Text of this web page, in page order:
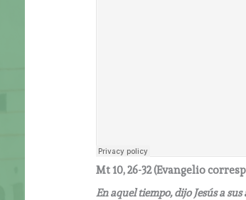
Mt 10, 26-32 (Evangelio
En aquel tiempo, dijo Jesús a